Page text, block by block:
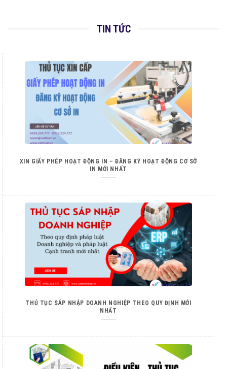
TIN TỨC
XIN GIẤY PHÉP HOẠT ĐỘNG IN – ĐĂNG KÝ HOẠT ĐỘNG CƠ SỞ
IN MỚI NHẤT
THỦ TỤC SÁP NHẬP DOANH NGHIỆP THEO QUY ĐỊNH MỚI
NHẤT